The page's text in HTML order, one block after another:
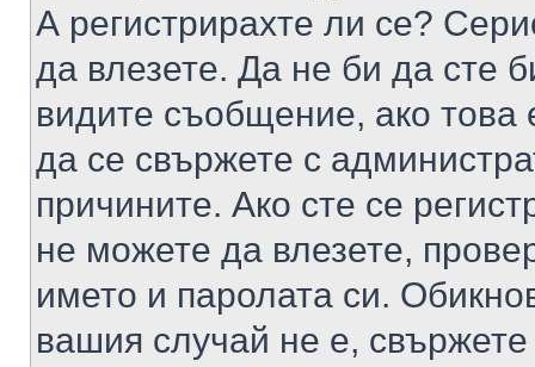
А регистрирахте ли се?
да влезете. Да не би да сте
видите съобщение, ако това
да се свържете с
причините. Ако сте се
не можете да влезете,
името и паролата си.
вашия случай не е,